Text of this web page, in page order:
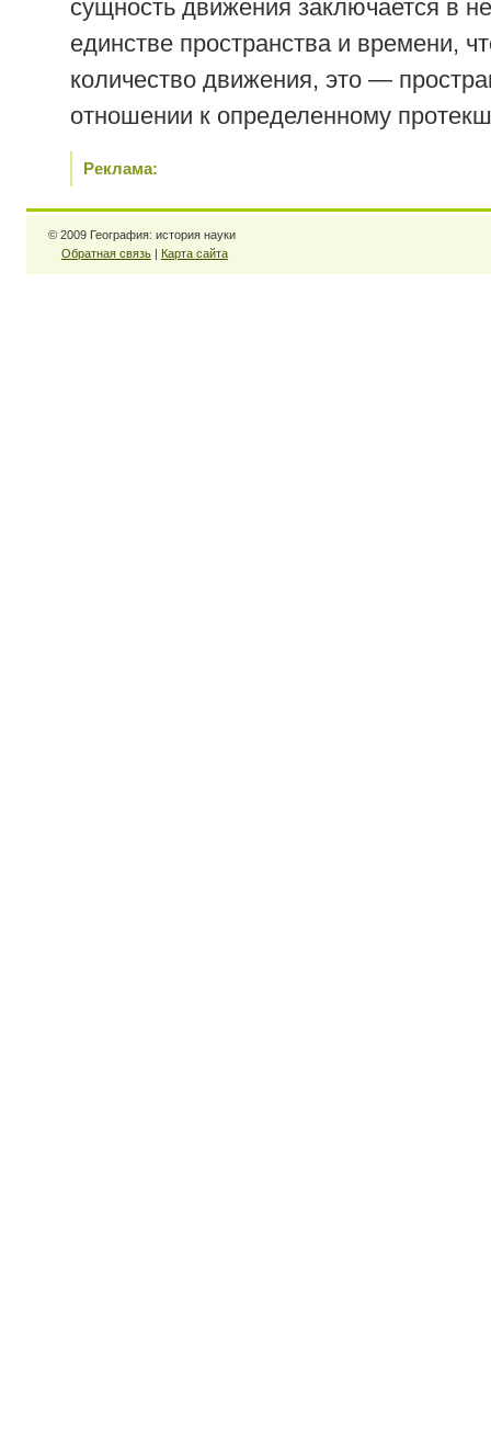
сущность движения заключается в
единстве пространства и времени,
количество движения, это —
отношении к определенному
Реклама:
© 2009 География: история науки
Обратная связь| Карта сайта